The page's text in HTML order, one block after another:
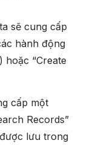
sẽ cung cấp
hành động
hoặc “Create
cấp một
Records”
lưu trong